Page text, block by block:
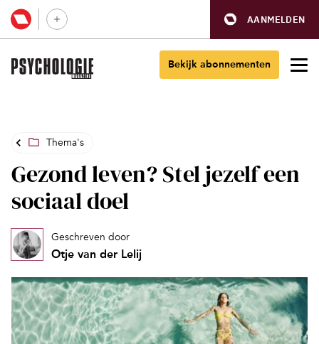
AANMELDEN
Bekijk abonnementen
Thema's
Gezond leven? Stel jezelf een
sociaal doel
Geschreven door
Otje van der Lelij